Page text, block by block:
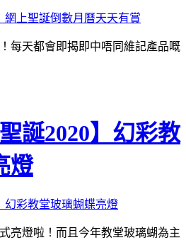
每天都會即揭即中唔同維記產品嘅
誕2020】幻彩教
燈
亮燈啦！而且今年教堂玻璃蝴為主